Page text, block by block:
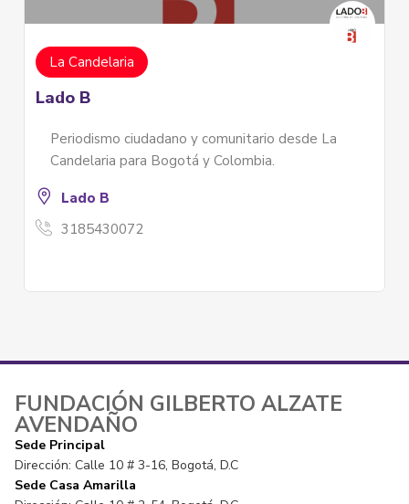
Mimi variedades
creando piezas inspiradas en las culturas
mexicana y colombiana.
FUNDACIÓN GILBERTO ALZATE
AVENDAÑO
Sede Principal
Dirección: Calle 10 # 3-16, Bogotá, D.C
Sede Casa Amarilla